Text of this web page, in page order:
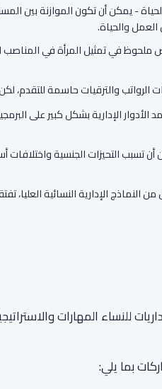
- يمكن أن تكون الموازنة بين
العمل والحياة.
في تمثيل المرأة في المناصب
والترقيات حاسمة للتقدم،
الأدوار الإدارية بشكل كبير على
تسبب التحيزات الجنسية واختلافات
الإدارية النسائية العليا،
للنساء المهارات
بما يلي: